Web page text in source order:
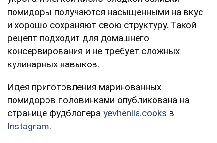
помидоры получаются насыщенными на вкус
и хорошо сохраняют свою структуру. Такой
рецепт подходит для домашнего
консервирования и не требует сложных
кулинарных навыков.
Идея приготовления маринованных
помидоров половинками опубликована на
странице фудблогера yevheniia.cooks в
Instagram.